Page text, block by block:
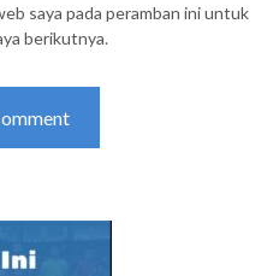
saya pada peramban ini untuk
berikutnya.